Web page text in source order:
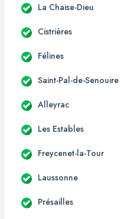
La Chaise-Dieu
Cistrières
Félines
Saint-Pal-de-Senouire
Alleyrac
Les Estables
Freycenet-la-Tour
Laussonne
Présailles